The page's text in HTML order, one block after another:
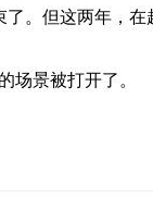
。 但这两年，在
场景被打开了。